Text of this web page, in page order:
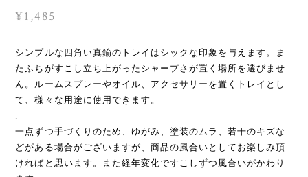
¥1,485
シンプルな四角い真鍮のトレイはシックな印象を与えます。ま
たふちがすこし立ち上がったシャープさが置く場所を選びませ
ん。ルームスプレーやオイル、アクセサリーを置くトレイとし
て、様々な用途に使用できます。
一点ずつ手づくりのため、ゆがみ、塗装のムラ、若干のキズな
どがある場合がございますが、商品の風合いとしてお楽しみ頂
ければと思います。また経年変化ですこしずつ風合いがかわり